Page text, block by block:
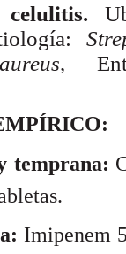
celulitis.
,
temprana:
Imipenem